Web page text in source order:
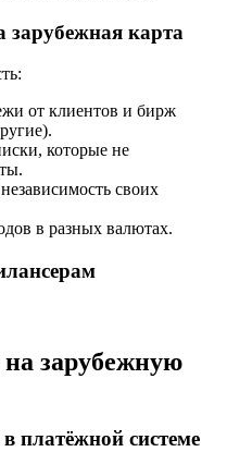
карта
от клиентов и бирж
которые не
своих
в разных валютах.
зарубежную
платёжной системе